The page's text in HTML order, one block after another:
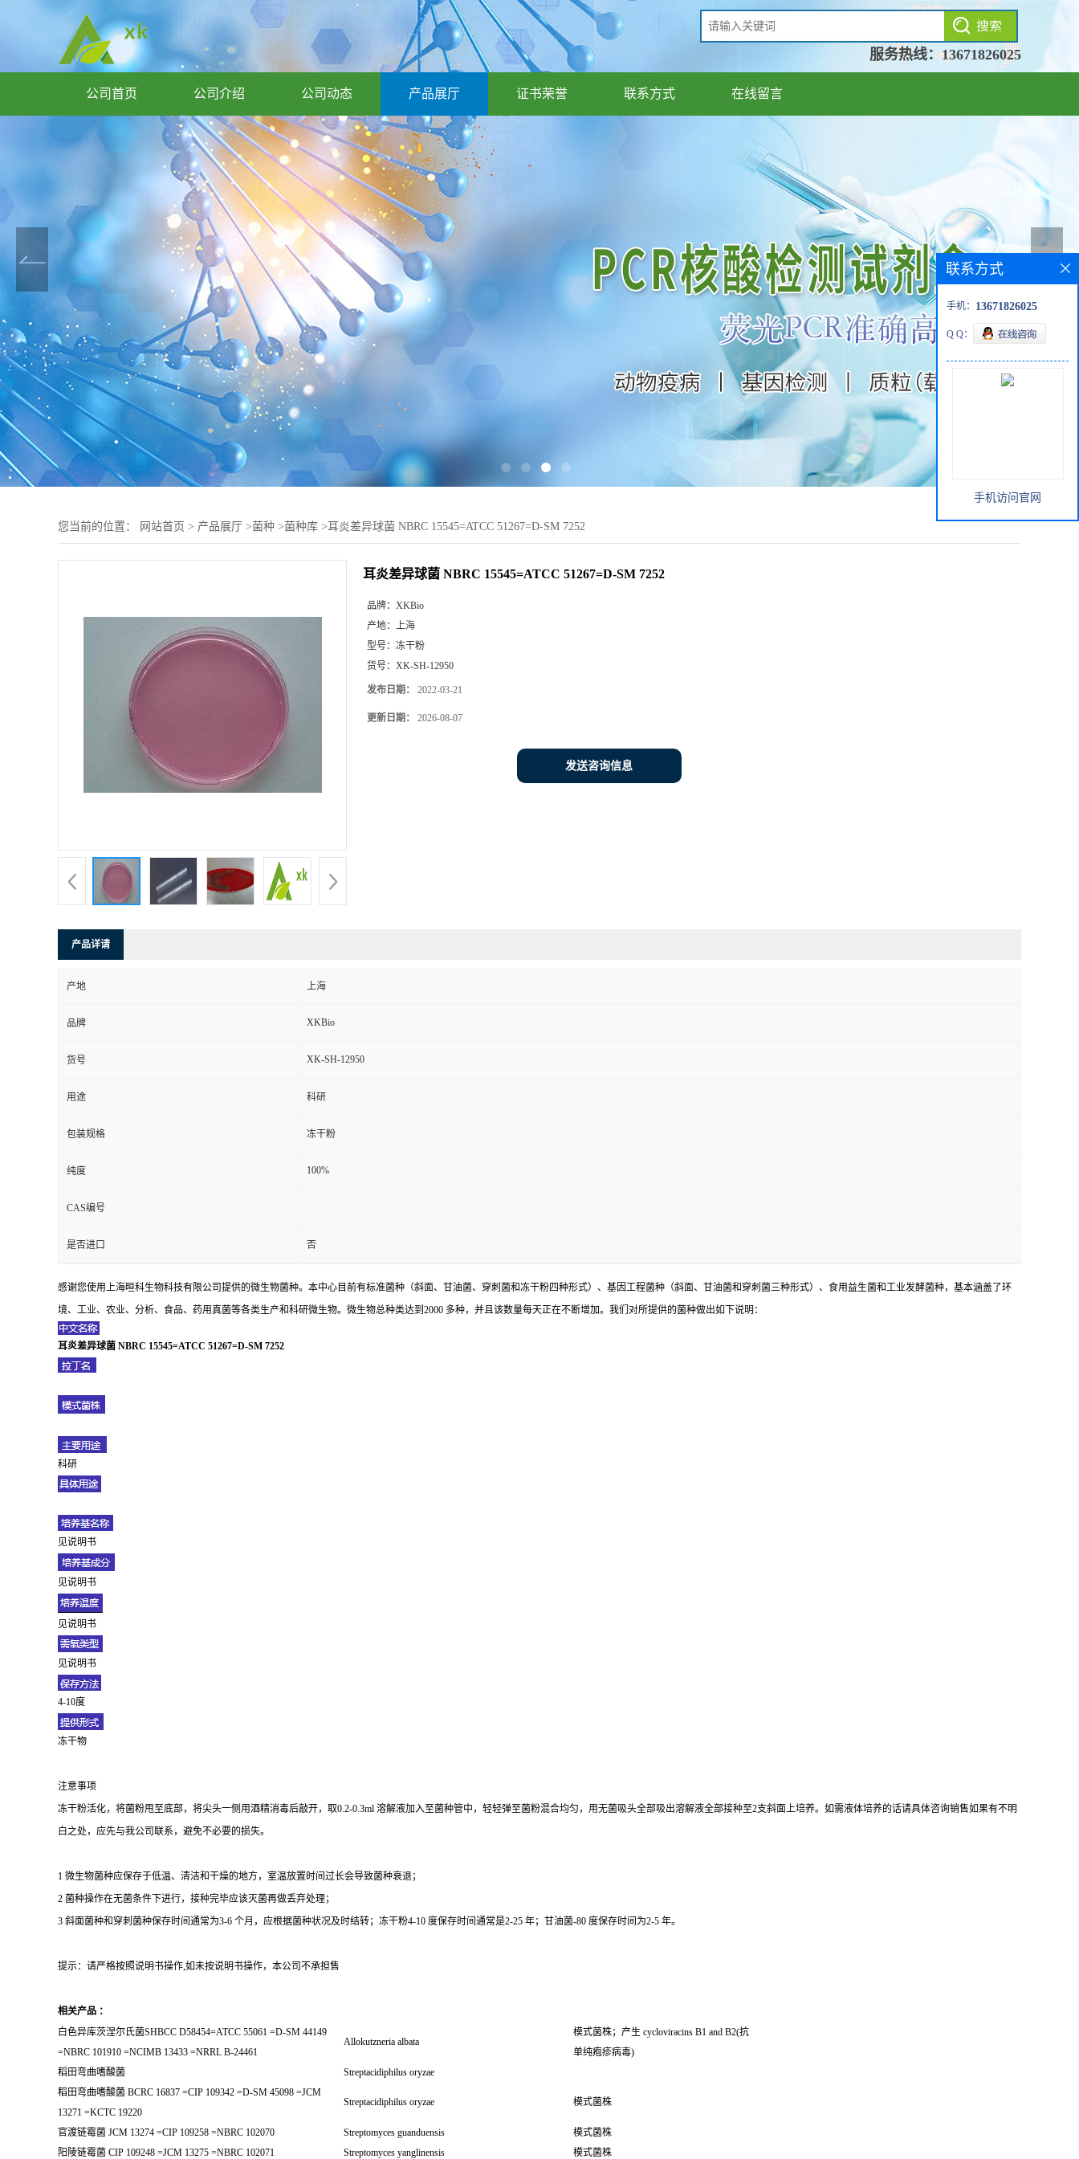
服务热线：13671826025
公司首页 公司介绍 公司动态 产品展厅 证书荣誉 联系方式 在线留言
您当前的位置： 网站首页 > 产品展厅 >菌种 >菌种库 >耳炎差异球菌 NBRC 15545=ATCC 51267=D-SM 7252
耳炎差异球菌 NBRC 15545=ATCC 51267=D-SM 7252
品牌： XKBio
产地： 上海
型号： 冻干粉
货号： XK-SH-12950
发布日期： 2022-03-21
更新日期： 2026-08-07
发送咨询信息
产品详请
产地 上海
品牌 XKBio
货号 XK-SH-12950
用途 科研
包装规格 冻干粉
纯度 100%
CAS编号
是否进口 否
感谢您使用上海晅科生物科技有限公司提供的微生物菌种。本中心目前有标准菌种（斜面、甘油菌、穿刺菌和冻干粉四种形式）、基因工程菌种（斜面、甘油菌和穿刺菌三种形式）、食用益生菌和工业发酵菌种，基本涵盖了环
境、工业、农业、分析、食品、药用真菌等各类生产和科研微生物。微生物总种类达到2000 多种，并且该数量每天正在不断增加。我们对所提供的菌种做出如下说明：
耳炎差异球菌 NBRC 15545=ATCC 51267=D-SM 7252
科研
见说明书
见说明书
见说明书
见说明书
4-10度
冻干物
注意事项
冻干粉活化，将菌粉甩至底部，将尖头一侧用酒精消毒后敲开，取0.2-0.3ml 溶解液加入至菌种管中，轻轻弹至菌粉混合均匀，用无菌吸头全部吸出溶解液全部接种至2支斜面上培养。如需液体培养的话请具体咨询销售如果有不明
白之处，应先与我公司联系，避免不必要的损失。
1 微生物菌种应保存于低温、清洁和干燥的地方，室温放置时间过长会导致菌种衰退；
2 菌种操作在无菌条件下进行，接种完毕应该灭菌再做丢弃处理；
3 斜面菌种和穿刺菌种保存时间通常为3-6 个月，应根据菌种状况及时结转；冻干粉4-10 度保存时间通常是2-25 年；甘油菌-80 度保存时间为2-5 年。
提示：请严格按照说明书操作,如未按说明书操作，本公司不承担售
相关产品 ：
白色异库茨涅尔氏菌SHBCC D58454=ATCC 55061 =D-SM 44149
=NBRC 101910 =NCIMB 13433 =NRRL B-24461
Allokutzneria albata
模式菌株；产生 cycloviracins B1 and B2(抗
单纯疱疹病毒)
稻田弯曲嗜酸菌
Streptacidiphilus oryzae
稻田弯曲嗜酸菌 BCRC 16837 =CIP 109342 =D-SM 45098 =JCM
13271 =KCTC 19220
Streptacidiphilus oryzae 模式菌株
官渡链霉菌 JCM 13274 =CIP 109258 =NBRC 102070 Streptomyces guanduensis
模式菌株
阳陵链霉菌 CIP 109248 =JCM 13275 =NBRC 102071
Streptomyces yanglinensis 模式菌株
联系方式
手机： 13671826025
Q Q：
手机访问官网